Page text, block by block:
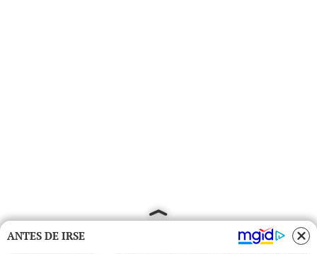
ANTES DE IRSE